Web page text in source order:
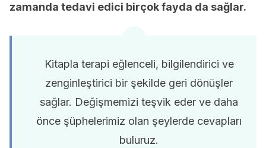
zamanda tedavi edici birçok fayda da sağlar.
Kitapla terapi eğlenceli, bilgilendirici ve
zenginleştirici bir şekilde geri dönüşler
sağlar. Değişmemizi teşvik eder ve daha
önce şüphelerimiz olan şeylerde cevapları
buluruz.